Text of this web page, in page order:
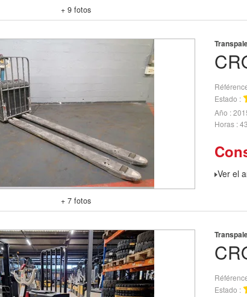
+ 9 fotos
+ 7 fotos
Estado
Año
Horas
Ver el
Estado